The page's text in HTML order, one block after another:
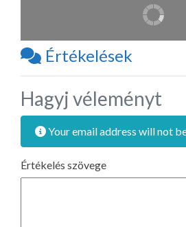
Értékelések
Hagyj véleményt
Your email address will not
Értékelés szövege